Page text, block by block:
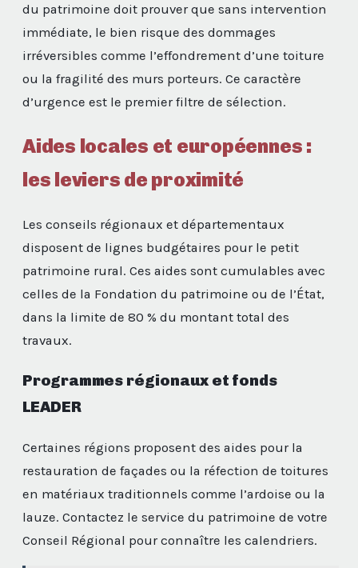
du patrimoine doit prouver que sans intervention
immédiate, le bien risque des dommages
irréversibles comme l’effondrement d’une toiture
ou la fragilité des murs porteurs. Ce caractère
d’urgence est le premier filtre de sélection.
Aides locales et européennes :
les leviers de proximité
Les conseils régionaux et départementaux
disposent de lignes budgétaires pour le petit
patrimoine rural. Ces aides sont cumulables avec
celles de la Fondation du patrimoine ou de l’État,
dans la limite de 80 % du montant total des
travaux.
Programmes régionaux et fonds
LEADER
Certaines régions proposent des aides pour la
restauration de façades ou la réfection de toitures
en matériaux traditionnels comme l’ardoise ou la
lauze. Contactez le service du patrimoine de votre
Conseil Régional pour connaître les calendriers.